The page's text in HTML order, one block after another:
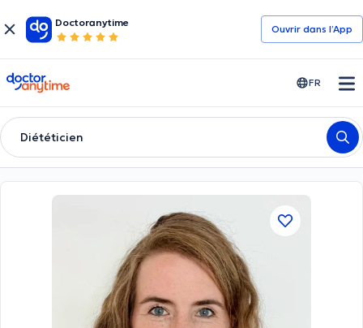
Doctoranytime
Ouvrir dans l’App
doctoranytime FR
Diététicien